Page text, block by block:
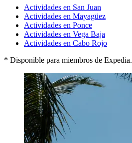
Actividades en San Juan
Actividades en Mayagüez
Actividades en Ponce
Actividades en Vega Baja
Actividades en Cabo Rojo
* Disponible para miembros de Expedia.